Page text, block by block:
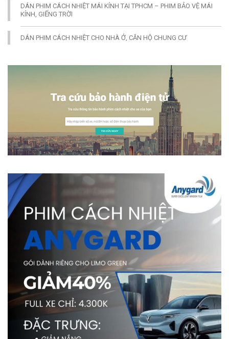
DÁN PHIM CÁCH NHIỆT MÁI KÍNH TẠI TPHCM – PHIM BẢO VỆ MÁI
KÍNH, GIẾNG TRỜI
DÁN PHIM CÁCH NHIỆT CHO NHÀ Ở, CĂN HỘ CHUNG CƯ